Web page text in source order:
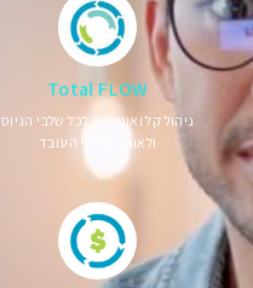
Total FLOW
ניהול קל ואוטומטי לכל שלבי הגיוס
ולאורך כל חיי העובד